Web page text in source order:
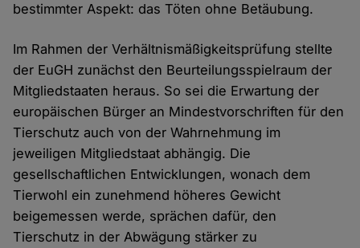
bestimmter Aspekt: das Töten ohne Betäubung.
Im Rahmen der Verhältnismäßigkeitsprüfung stellte
der EuGH zunächst den Beurteilungsspielraum der
Mitgliedstaaten heraus. So sei die Erwartung der
europäischen Bürger an Mindestvorschriften für den
Tierschutz auch von der Wahrnehmung im
jeweiligen Mitgliedstaat abhängig. Die
gesellschaftlichen Entwicklungen, wonach dem
Tierwohl ein zunehmend höheres Gewicht
beigemessen werde, sprächen dafür, den
Tierschutz in der Abwägung stärker zu